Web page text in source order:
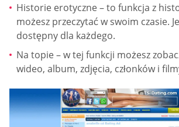
Historie erotyczne – to funkcja z
możesz przeczytać w swoim czasie.
dostępny dla każdego.
Na topie – w tej funkcji możesz
wideo, album, zdjęcia, członków i